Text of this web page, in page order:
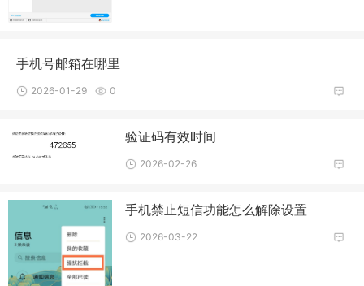
手机号邮箱在哪里
2026-01-29 0
验证码有效时间
2026-02-26
手机禁止短信功能怎么解除设置
2026-03-22